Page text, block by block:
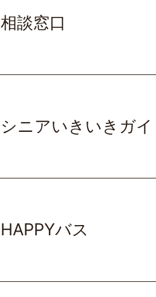
相談窓口
シニアいきいきガ
HAPPYバス